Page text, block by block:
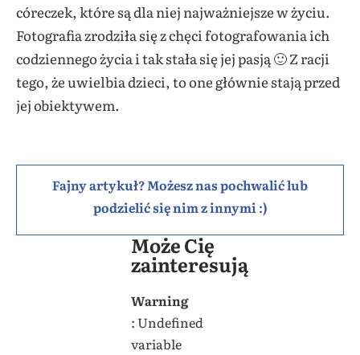
córeczek, które są dla niej najważniejsze w życiu.
Fotografia zrodziła się z chęci fotografowania ich
codziennego życia i tak stała się jej pasją 🙂 Z racji
tego, że uwielbia dzieci, to one głównie stają przed
jej obiektywem.
Fajny artykuł? Możesz nas pochwalić lub
podzielić się nim z innymi :)
Może Cię
zainteresują
Warning
: Undefined
variable